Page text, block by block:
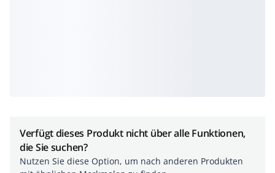
Verfügt dieses Produkt nicht über alle Funktionen,
die Sie suchen?
Nutzen Sie diese Option, um nach anderen Produkten